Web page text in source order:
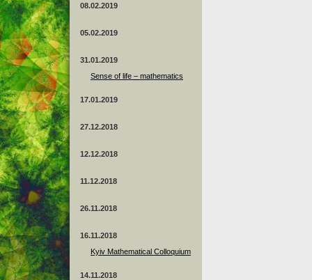
08.02.2019
05.02.2019
31.01.2019
Sense of life – mathematics
17.01.2019
27.12.2018
12.12.2018
11.12.2018
26.11.2018
16.11.2018
Kyiv Mathematical Colloquium
14.11.2018